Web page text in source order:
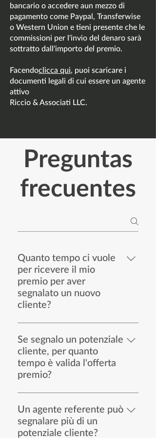
bancario o accedere aun mezzo di
pagamento come Paypal, Transferwise
o Western Union e tieni presente che le
commissioni per l'invio del denaro sarà
sottratto dall'importo del premio.
Facendoclicca qui, puoi scaricare i
documenti legali di cui essere un agente
attivo
Riccio & Associati LLC.
Preguntas
frecuentes
Quanto tempo ci vuole
per ricevere il mio
premio per aver
segnalato un nuovo
cliente?
La ricompensa viene data dopo che
il nuovo cliente ha effettuato un
investimento attraverso i servizi
della nostra azienda. Una volta
confermato l'investimento, la
giorni
Se segnalo un potenziale
cliente, per quanto
tempo è valida l'offerta
premio?
Il termine per un cliente segnalato
per diventare un investitore
attraverso i nostri servizi e per
l'Agente di riferimento per ricevere
Un agente referente può
segnalare più di un
potenziale cliente?